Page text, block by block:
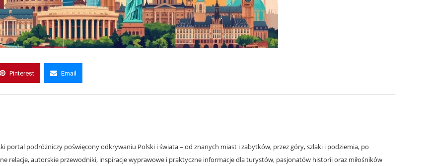
Pinterest Email
portal podróżniczy poświęcony odkrywaniu Polski i świata – od znanych miast i zabytków, przez góry, szlaki i podziemia, po
relacje, autorskie przewodniki, inspiracje wyprawowe i praktyczne informacje dla turystów, pasjonatów historii oraz miłośników